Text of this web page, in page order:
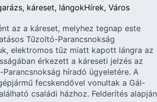
káreset lángokHírek Város
az a káreset, melyhez tegnap este
Tűzoltó-Parancsnokság
elektromos tűz miatt kapott lángra az
érkezett a káreseti jelzés az
híradó ügyeletére. A
fecskendővel vonultak a Gál-
családi házhoz. Felderítés alapján